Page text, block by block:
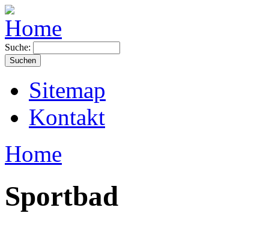
Suche:
Sitemap
Kontakt
Home
Sportbad